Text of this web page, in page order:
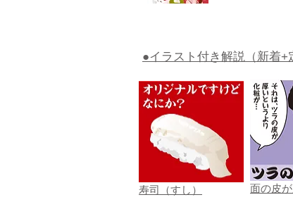
●イラスト付き解説（新着+
寿司（すし） 面の皮